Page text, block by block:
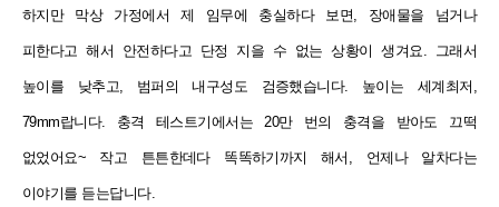
하지만 막상 가정에서 제 임무에 충실하다 보면, 장애물을 넘거나
피한다고 해서 안전하다고 단정 지을 수 없는 상황이 생겨요. 그래서
높이를 낮추고, 범퍼의 내구성도 검증했습니다. 높이는 세계최저,
79mm랍니다. 충격 테스트기에서는 20만 번의 충격을 받아도 끄떡
없었어요~ 작고 튼튼한데다 똑똑하기까지 해서, 언제나 알차다는
이야기를 듣는답니다.